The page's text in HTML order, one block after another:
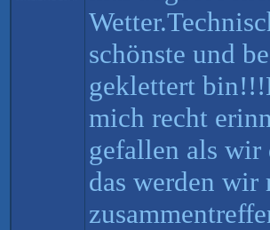
schönste und
geklettert
mich recht
gefallen als
das werden wir